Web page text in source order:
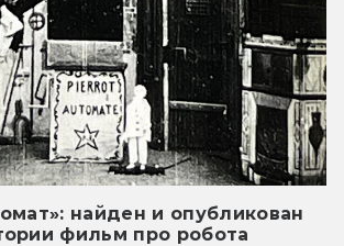
найден и опубликован
фильм про робота